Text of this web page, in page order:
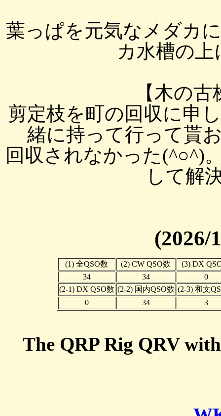
葉っぱを元気なメダカ
カ水槽の上
【木の
剪定枝を町の回収に申
緒に持って行って貰
回収されなかった(^○^)
して解
(2026/
(1) 全QSO数 (2) CW QSO数
(3) DX
34
34
0
(2-1) DX QSO数 (2-2) 国内QSO数 (2-3) 和文
0
34 3
The QRP Rig QRV